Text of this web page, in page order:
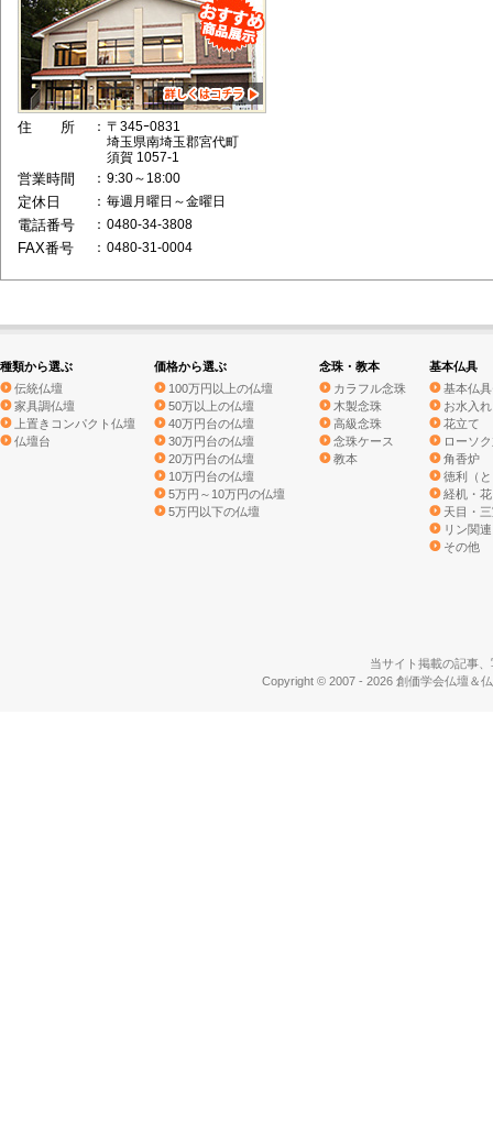
住 所 ： 〒345ｰ0831
埼玉県南埼玉郡宮代町
須賀 1057-1
営業時間 ： 9:30～18:00
定休日 ： 毎週月曜日～金曜日
電話番号 ： 0480-34-3808
FAX番号 ： 0480-31-0004
種類から選ぶ
伝統仏壇
家具調仏壇
上置きコンパクト仏壇
仏壇台
価格から選ぶ
100万円以上の仏壇
50万以上の仏壇
40万円台の仏壇
30万円台の仏壇
20万円台の仏壇
10万円台の仏壇
5万円～10万円の仏壇
5万円以下の仏壇
念珠・教本
カラフル念珠
木製念珠
高級念珠
念珠ケース
教本
基本仏具
基本仏
お水入
花立て
ローソ
角香炉
徳利（
経机・
天目・
リン関連
その他
当サイト掲載の記事
Copyright © 2007 - 2026 創価学会仏壇＆